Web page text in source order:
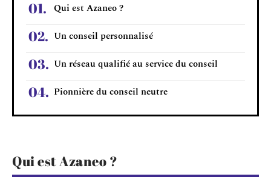
Qui est Azaneo ?
Un conseil personnalisé
Un réseau qualifié au service du conseil
Pionnière du conseil neutre
Qui est Azaneo ?